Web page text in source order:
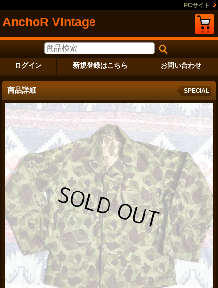
PCサイト
AnchoR Vintage
ログイン 新規登録はこちら お問い合わせ
商品詳細 SPECIAL